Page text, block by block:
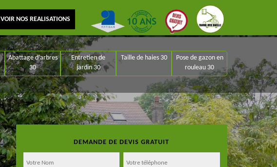
VOIR NOS REALISATIONS
Abattage d'arbres
30
Entretien de
jardin 30
Taille de haies 30
Pose de gazon en
rouleau 30
DEMANDE DE DEVIS GRATUIT